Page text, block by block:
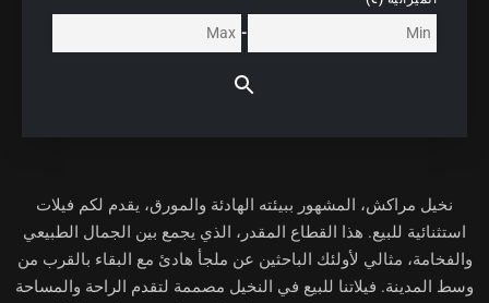
-
نخيل مراكش، المشهور ببيئته الهادئة والمورق، يقدم لكم فيلات
استثنائية للبيع. هذا القطاع المقدر، الذي يجمع بين الجمال الطبيعي
والفخامة، مثالي لأولئك الباحثين عن ملجأ هادئ مع البقاء بالقرب من
وسط المدينة. فيلاتنا للبيع في النخيل مصممة لتقدم الراحة والمساحة